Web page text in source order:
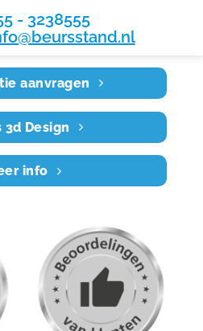
- 3238555
aanvragen
3d Design
info